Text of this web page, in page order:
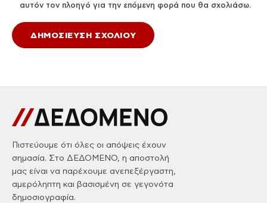
αυτόν τον πλοηγό για την επόμενη φορά που θα σχολιάσω.
Πιστεύουμε ότι όλες οι απόψεις έχουν
σημασία. Στο ΔΕΔΟΜΕΝΟ, η αποστολή
μας είναι να παρέχουμε ανεπεξέργαστη,
αμερόληπτη και βασισμένη σε γεγονότα
δημοσιογραφία.